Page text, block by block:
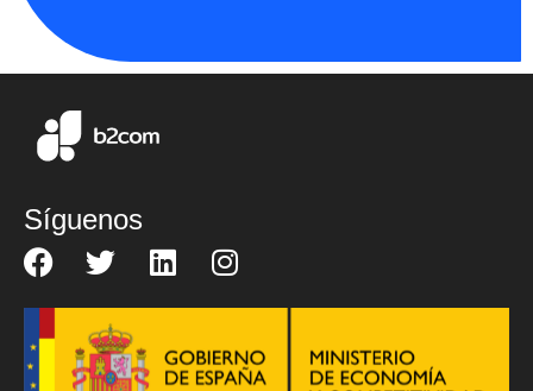
Síguenos